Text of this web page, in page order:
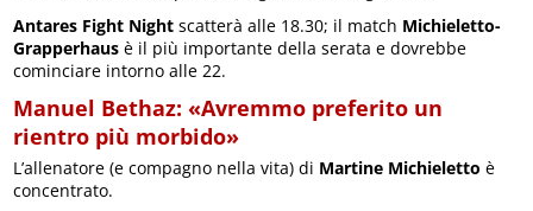
Antares Fight Night scatterà alle 18.30; il match Michieletto-
Grapperhaus è il più importante della serata e dovrebbe
cominciare intorno alle 22.
Manuel Bethaz: «Avremmo preferito un
rientro più morbido»
L’allenatore (e compagno nella vita) di Martine Michieletto è
concentrato.